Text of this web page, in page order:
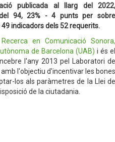
publicada al llarg del 2022,
94, 23% - 4 punts per sobre
indicadors dels 52 requerits.
en Comunicació Sonora,
de Barcelona (UAB) i és el
l'any 2013 pel Laboratori de
l'objectiu d'incentivar les bones
los als paràmetres de la Llei de
de la ciutadania.